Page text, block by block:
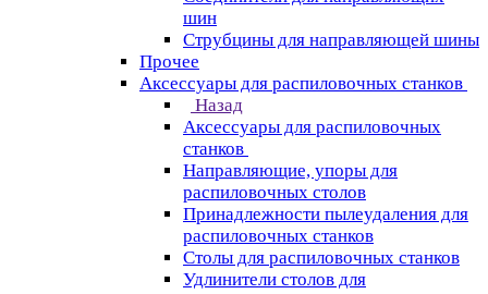
шин
Струбцины для направляющей шины
Прочее
Аксессуары для распиловочных станков
Назад
Аксессуары для распиловочных
станков
Направляющие, упоры для
распиловочных столов
Принадлежности пылеудаления для
распиловочных станков
Столы для распиловочных станков
Удлинители столов для